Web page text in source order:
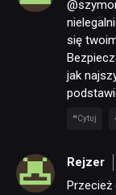
się
jak
Cytuj
Rejzer
Przecież